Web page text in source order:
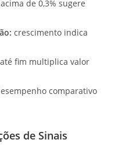
acima de 0,3% sugere
crescimento indica
fim multiplica valor
comparativo
de Sinais